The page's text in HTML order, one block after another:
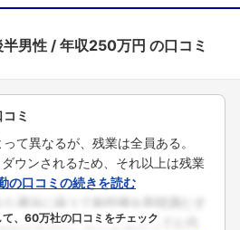
男性 年収250万円 の口コミ
ミ
て異なるが、残業は全員ある。
ウンされるため、それ以上は残業
の口コミの続きを読む
て、60万社の口コミをチェック